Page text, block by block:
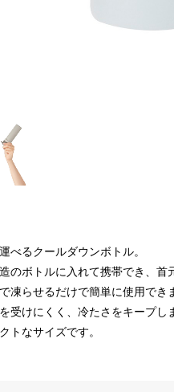
べるクールダウンボトル。
のボトルに入れて携帯でき、首
凍らせるだけで簡単に使用でき
受けにくく、冷たさをキープし
トなサイズです。